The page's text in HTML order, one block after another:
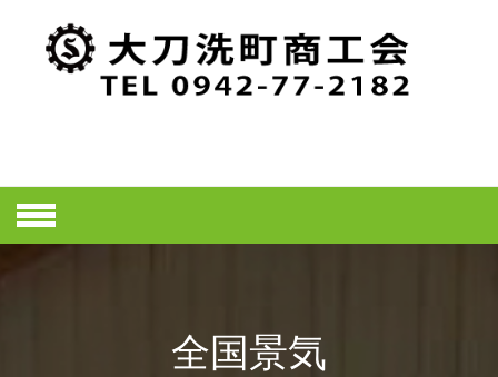
content
会ホームペー
全国景気